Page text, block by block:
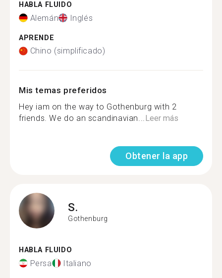
HABLA FLUIDO
Alemán Inglés
APRENDE
Chino (simplificado)
Mis temas preferidos
Hey iam on the way to Gothenburg with 2
friends. We do an scandinavian...Leer más
Obtener la app
S.
Gothenburg
HABLA FLUIDO
Persa Italiano